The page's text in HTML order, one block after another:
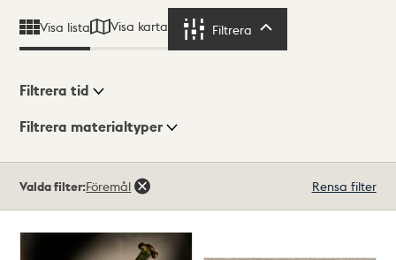
Visa lista Visa karta Filtrera
Visningsläge
Filtrera tid
Filtrera materialtyper
träffar
Valda filter:Föremål Rensa filter